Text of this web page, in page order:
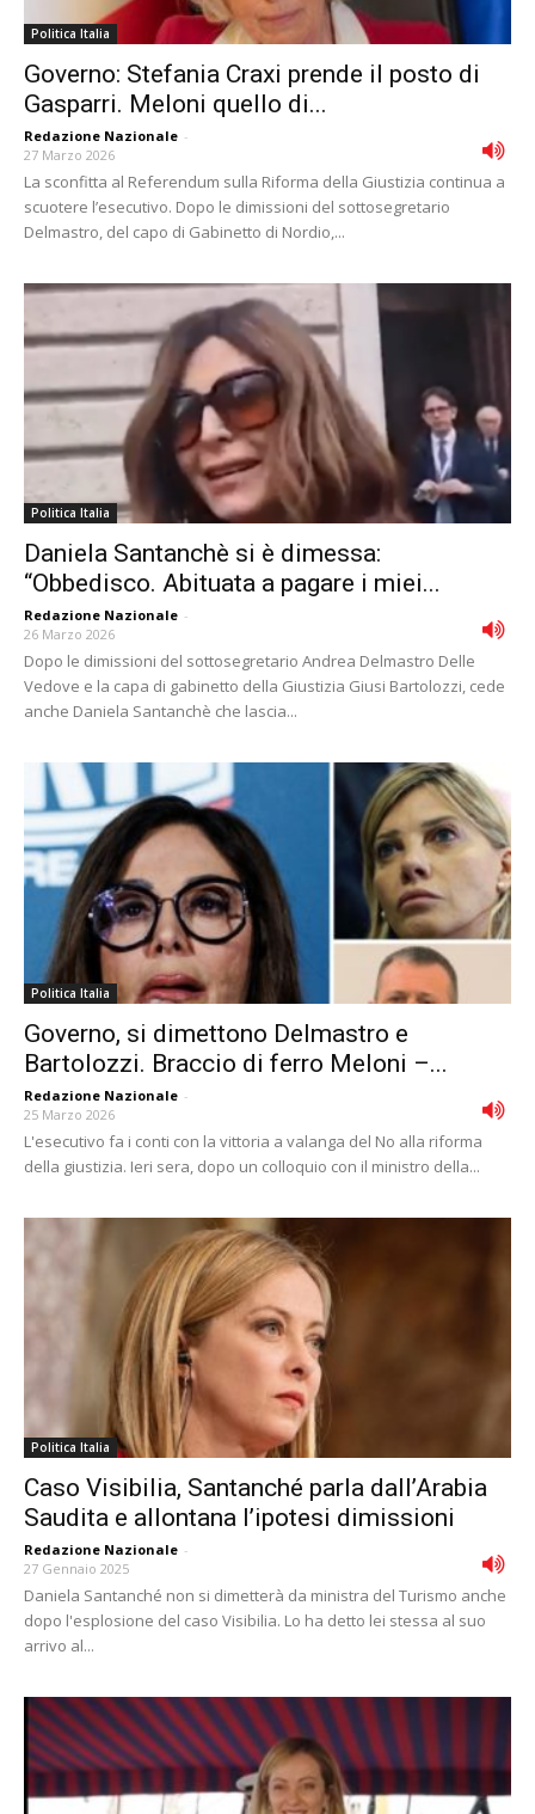
Politica Italia
Governo: Stefania Craxi prende il posto di
Gasparri. Meloni quello di...
Redazione Nazionale -
27 Marzo 2026
La sconfitta al Referendum sulla Riforma della Giustizia continua a
scuotere l’esecutivo. Dopo le dimissioni del sottosegretario
Delmastro, del capo di Gabinetto di Nordio,...
Politica Italia
Daniela Santanchè si è dimessa:
“Obbedisco. Abituata a pagare i miei...
Redazione Nazionale -
26 Marzo 2026
Dopo le dimissioni del sottosegretario Andrea Delmastro Delle
Vedove e la capa di gabinetto della Giustizia Giusi Bartolozzi, cede
anche Daniela Santanchè che lascia...
Politica Italia
Governo, si dimettono Delmastro e
Bartolozzi. Braccio di ferro Meloni –...
Redazione Nazionale -
25 Marzo 2026
L'esecutivo fa i conti con la vittoria a valanga del No alla riforma
della giustizia. Ieri sera, dopo un colloquio con il ministro della...
Politica Italia
Caso Visibilia, Santanché parla dall’Arabia
Saudita e allontana l’ipotesi dimissioni
Redazione Nazionale -
27 Gennaio 2025
Daniela Santanché non si dimetterà da ministra del Turismo anche
dopo l'esplosione del caso Visibilia. Lo ha detto lei stessa al suo
arrivo al...